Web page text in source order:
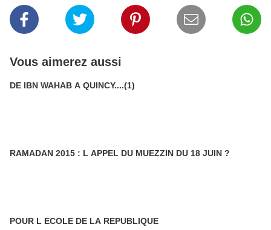
Vous aimerez aussi
DE IBN WAHAB A QUINCY....(1)
RAMADAN 2015 : L APPEL DU MUEZZIN DU 18 JUIN ?
POUR L ECOLE DE LA REPUBLIQUE